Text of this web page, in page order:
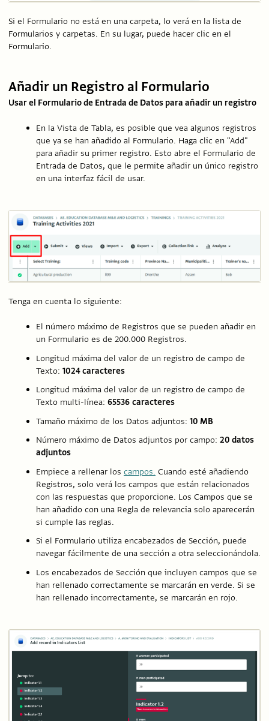
Si el Formulario no está en una carpeta, lo verá en la lista de
Formularios y carpetas. En su lugar, puede hacer clic en el
Formulario.
Añadir un Registro al Formulario
Usar el Formulario de Entrada de Datos para añadir un registro
En la Vista de Tabla, es posible que vea algunos registros
que ya se han añadido al Formulario. Haga clic en "Add"
para añadir su primer registro. Esto abre el Formulario de
Entrada de Datos, que le permite añadir un único registro
en una interfaz fácil de usar.
Tenga en cuenta lo siguiente:
El número máximo de Registros que se pueden añadir en
un Formulario es de 200.000 Registros.
Longitud máxima del valor de un registro de campo de
Texto: 1024 caracteres
Longitud máxima del valor de un registro de campo de
Texto multi-línea: 65536 caracteres
Tamaño máximo de los Datos adjuntos: 10 MB
Número máximo de Datos adjuntos por campo: 20 datos
adjuntos
Empiece a rellenar los campos. Cuando esté añadiendo
Registros, solo verá los campos que están relacionados
con las respuestas que proporcione. Los Campos que se
han añadido con una Regla de relevancia solo aparecerán
si cumple las reglas.
Si el Formulario utiliza encabezados de Sección, puede
navegar fácilmente de una sección a otra seleccionándola.
Los encabezados de Sección que incluyen campos que se
han rellenado correctamente se marcarán en verde. Si se
han rellenado incorrectamente, se marcarán en rojo.